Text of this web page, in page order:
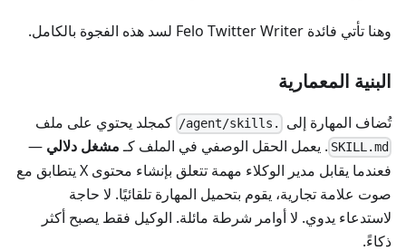
وهنا تأتي فائدة Felo Twitter Writer لسد هذه الفجوة بالكامل.
البنية المعمارية
تُضاف المهارة إلى .agent/skills/ كمجلد يحتوي على ملف
SKILL.md . يعمل الحقل الوصفي في الملف كـمشغل دلالي —
فعندما يقابل مدير الوكلاء مهمة تتعلق بإنشاء محتوى X يتطابق مع
صوت علامة تجارية، يقوم بتحميل المهارة تلقائيًا. لا حاجة
لاستدعاء يدوي. لا أوامر شرطة مائلة. الوكيل فقط يصبح أكثر
ذكاءً.